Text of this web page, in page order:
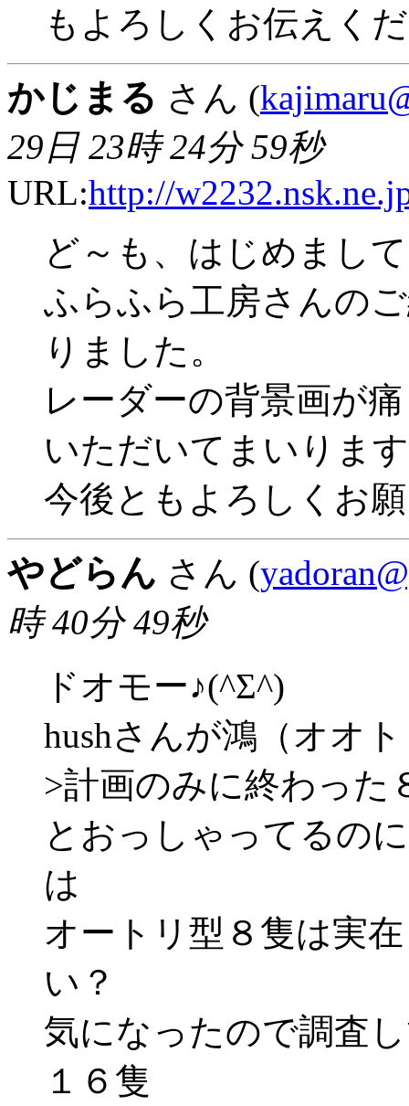
もよろしくお伝えく
かじまる さん (
29日 23時 24分 59秒
URL:http://
ど～も、はじめまし
ふらふら工房さんの
りました。
レーダーの背景画が
いただいてまいりま
今後ともよろしくお
やどらん さん (
時 40分 49秒
ドオモー♪(^Σ^)
hushさんが鴻（オオ
>計画のみに終わった
とおっしゃってるの
は
オートリ型８隻は実
い？
気になったので調査
１６隻